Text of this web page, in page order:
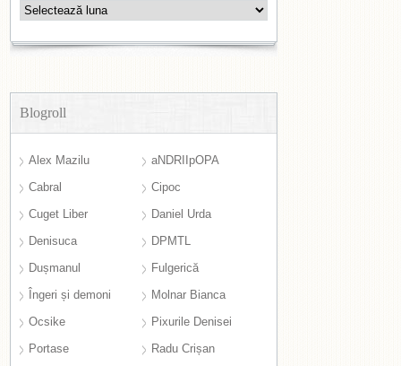
Arhive
Blogroll
Alex Mazilu
aNDRIIpOPA
Cabral
Cipoc
Cuget Liber
Daniel Urda
Denisuca
DPMTL
Dușmanul
Fulgerică
Îngeri și demoni
Molnar Bianca
Ocsike
Pixurile Denisei
Portase
Radu Crișan